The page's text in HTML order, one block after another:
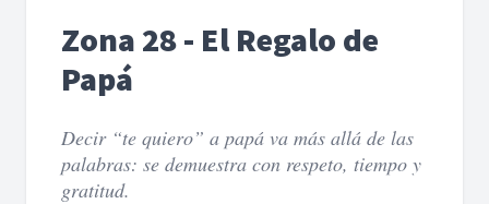
Zona 28 - El Regalo de
Papá
Decir “te quiero” a papá va más allá de las
palabras: se demuestra con respeto, tiempo y
gratitud.